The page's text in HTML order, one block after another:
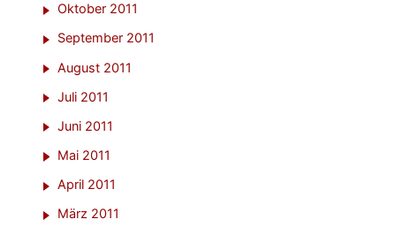
Oktober 2011
September 2011
August 2011
Juli 2011
Juni 2011
Mai 2011
April 2011
März 2011